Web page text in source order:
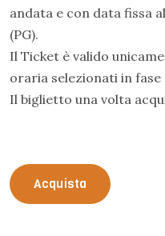
andata e con data fissa
(PG).
Il Ticket è valido
oraria selezionati in fase
Il biglietto una volta
Acquista